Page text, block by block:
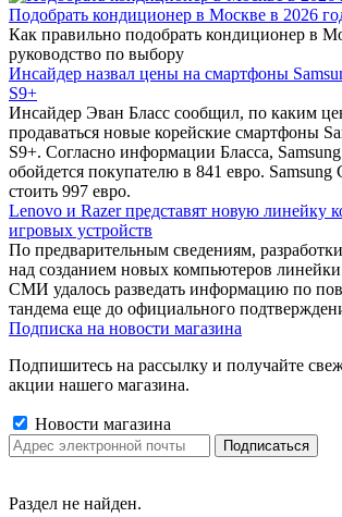
Подобрать кондиционер в Москве в 2026
Как правильно подобрать кондиционер в
руководство по выбору
Инсайдер назвал цены на смартфоны
S9+
Инсайдер Эван Бласс сообщил, по каким
продаваться новые корейские смартфоны
S9+. Согласно информации Бласса,
обойдется покупателю в 841 евро. Samsung
стоить 997 евро.
Lenovo и Razer представят новую линейку
игровых устройств
По предварительным сведениям,
над созданием новых компьютеров
СМИ удалось разведать информацию по
тандема еще до официального
Подписка на новости магазина
Подпишитесь на рассылку и получайте
акции нашего магазина.
Новости магазина
Раздел не найден.